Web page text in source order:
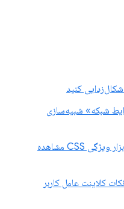
شبکه» شبیه‌سازی
وضعیت خط پایه را در راهنمای ابزار ویژگی CSS مشاهده
کلاینت عامل کاربر